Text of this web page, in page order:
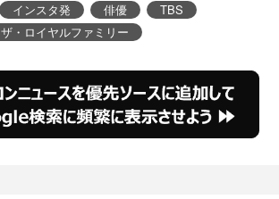
M
e
インスタ発 俳優
TBS
ザ・ロイヤルファミリー